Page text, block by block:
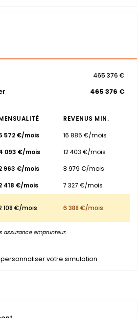
465 376 €
465 376 €
REVENUS MIN.
572 €/mois
16 885 €/mois
093 €/mois
12 403 €/mois
963 €/mois
8 979 €/mois
418 €/mois
7 327 €/mois
108 €/mois 6 388 €/mois
assurance emprunteur.
votre simulation